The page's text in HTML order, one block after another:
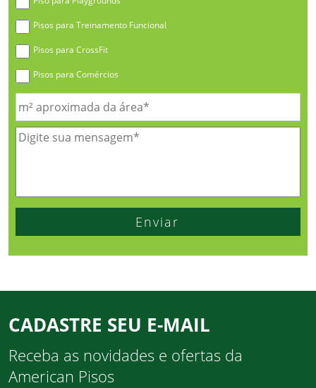
Pisos para Treinamento Funcional
Pisos para CrossFit
Pisos para Comércios
CADASTRE SEU E-MAIL
Receba as novidades e ofertas da
American Pisos